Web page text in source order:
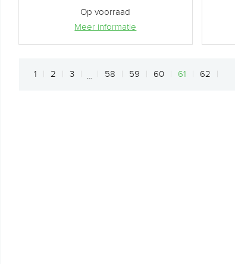
Op voorraad
Meer informatie
1 2 3 … 58 59 60 61 62